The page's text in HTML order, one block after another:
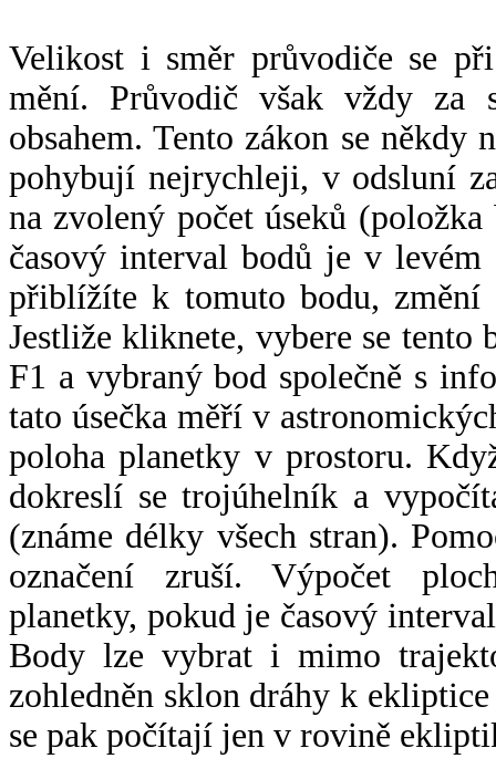
Velikost i směr průvodiče se
mění. Průvodič však vždy za
obsahem. Tento zákon se někdy
pohybují nejrychleji, v odsluní
na zvolený počet úseků
časový interval bodů je v
přiblížíte k tomuto bodu,
Jestliže kliknete, vybere se tento
F1 a vybraný bod společně s
tato úsečka měří v
poloha planetky v prostoru.
dokreslí se trojúhelník a
(známe délky všech stran).
označení zruší. Výpočet
planetky, pokud je časový
Body lze vybrat i mimo
zohledněn sklon dráhy k
se pak počítají jen v rovině